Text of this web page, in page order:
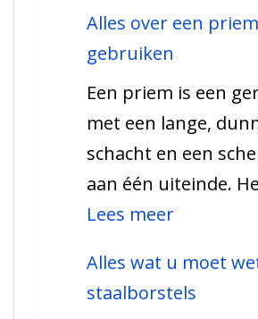
–
Alles over een
gebruiken
Een priem is een
met een lange,
schacht en een
aan één uiteinde.
Lees meer:
over
een
Alles wat u moet
staalborstels